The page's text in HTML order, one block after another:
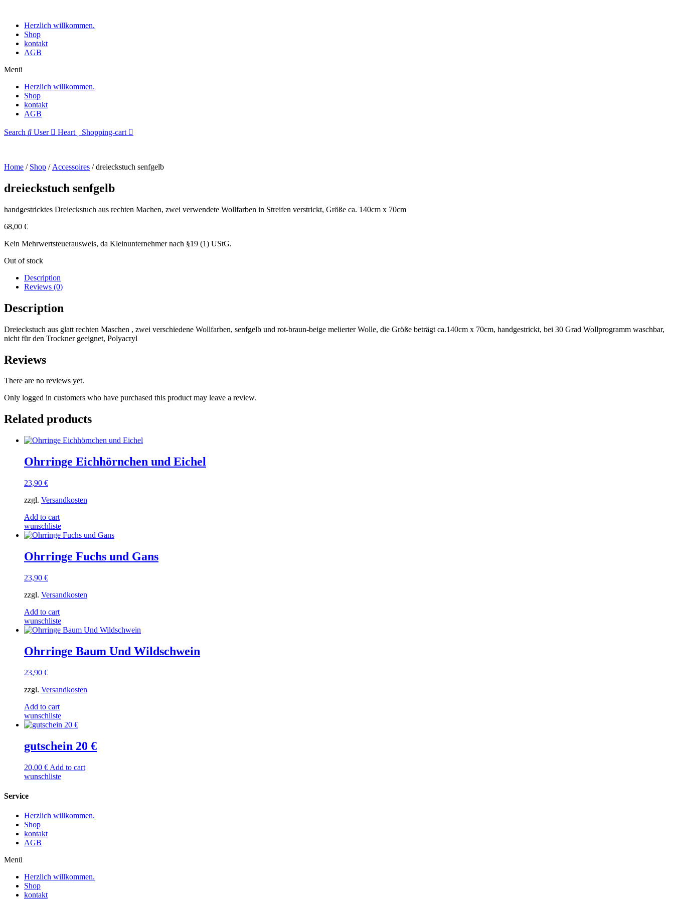
Herzlich willkommen.
Shop
kontakt
AGB
Menü
Herzlich willkommen.
Shop
kontakt
AGB
Search User Heart Shopping-cart
Home / Shop / Accessoires / dreieckstuch senfgelb
dreieckstuch senfgelb
handgestricktes Dreieckstuch aus rechten Machen, zwei verwendete Wollfarben in Streifen verstrickt, Größe ca. 140cm x 70cm
68,00 €
Kein Mehrwertsteuerausweis, da Kleinunternehmer nach §19 (1) UStG.
Out of stock
Description
Reviews (0)
Description
Dreieckstuch aus glatt rechten Maschen , zwei verschiedene Wollfarben, senfgelb und rot-braun-beige melierter Wolle, die Größe beträgt ca.140cm x 70cm, handgestrickt, bei 30 Grad Wollprogramm waschbar,
nicht für den Trockner geeignet, Polyacryl
Reviews
There are no reviews yet.
Only logged in customers who have purchased this product may leave a review.
Related products
Ohrringe Eichhörnchen und Eichel
23,90 €
zzgl. Versandkosten
Add to cart
wunschliste
Ohrringe Fuchs und Gans
23,90 €
zzgl. Versandkosten
Add to cart
wunschliste
Ohrringe Baum Und Wildschwein
23,90 €
zzgl. Versandkosten
Add to cart
wunschliste
gutschein 20 €
20,00 € Add to cart
wunschliste
Service
Herzlich willkommen.
Shop
kontakt
AGB
Menü
Herzlich willkommen.
Shop
kontakt